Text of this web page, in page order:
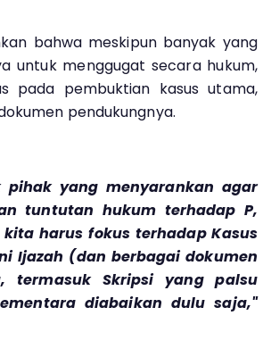
bahwa meskipun banyak yang
untuk menggugat secara hukum,
pada pembuktian kasus utama,
pendukungnya.
pihak yang menyarankan agar
tuntutan hukum terhadap P,
harus fokus terhadap Kasus
Ijazah (dan berbagai dokumen
termasuk Skripsi yang palsu
diabaikan dulu saja,"